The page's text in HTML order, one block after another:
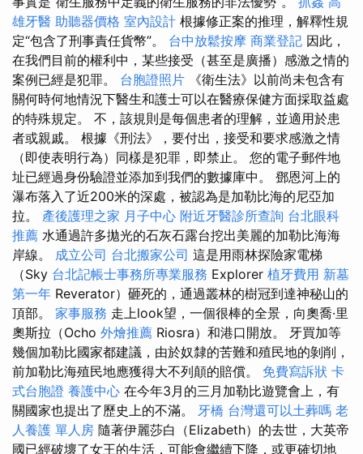
雄牙醫 助聽器價格 室內設計 根據修正案的推理，解釋性規
定“包含了刑事責任貨幣”。 台中放鬆按摩 商業登記 因此，
在我們目前的權利中，某些接受（甚至是廣播）感激之情的
案例已經是犯罪。 台胞證照片 《衛生法》以前尚未包含有
關何時何地情況下醫生和護士可以在醫療保健方面採取益處
的特殊規定。 不，該規則是每個患者的理解，並適用於患
者或親戚。 根據《刑法》，要付出，接受和要求感激之情
（即使表明行為）同樣是犯罪，即禁止。 您的電子郵件地
址已經過身份驗證並添加到我們的數據庫中。 鄧恩河上的
瀑布落入了近200米的深處，被認為是加勒比海的尼亞加
拉。 產後護理之家 月子中心 附近牙醫診所查詢 台北眼科
推薦 水通過許多拋光的石灰石露台挖出美麗的加勒比海海
岸線。 成立公司 台北搬家公司 這是用雨林探險家電梯
（Sky 台北記帳士事務所專業服務 Explorer 植牙費用 新墓
第一年 Reverator）砸死的，通過叢林的樹冠到達神秘山的
頂部。 家事服務 走上look望，一個很棒的全景，向奧喬·里
奧斯拉（Ocho 外燴推薦 Riosra）和港口開放。 牙買加等
幾個加勒比國家都建議，由於奴隸的苦難和殖民地的剝削，
前加勒比海殖民地應獲得大不列顛的賠償。 免費寫訴狀 卡
式台胞證 養護中心 在今年3月的三月加勒比遊覽會上，有
關國家也提出了歷史上的不滿。 牙橋 台灣還可以土葬嗎 老
人養護 單人房 隨著伊麗莎白（Elizabeth）的去世，大英帝
國已經破壞了女王的生活，可能會繼續下降，或更確切地